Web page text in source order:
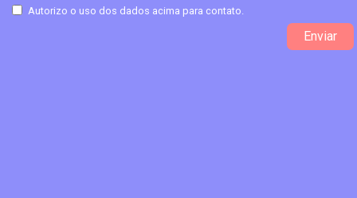
Autorizo o uso dos dados acima para contato.
Enviar